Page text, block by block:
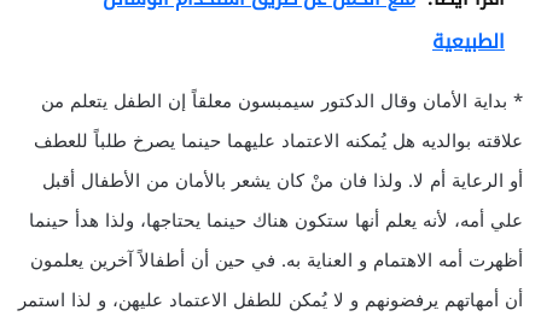
الطبيعية
* بداية الأمان وقال الدكتور سيمبسون معلقاً إن الطفل يتعلم من
علاقته بوالديه هل يُمكنه الاعتماد عليهما حينما يصرخ طلباً للعطف
أو الرعاية أم لا. ولذا فان منْ كان يشعر بالأمان من الأطفال أقبل
علي أمه، لأنه يعلم أنها ستكون هناك حينما يحتاجها، ولذا هدأ حينما
أظهرت أمه الاهتمام و العناية به. في حين أن أطفالاً آخرين يعلمون
أن أمهاتهم يرفضونهم و لا يُمكن للطفل الاعتماد عليهن، و لذا استمر